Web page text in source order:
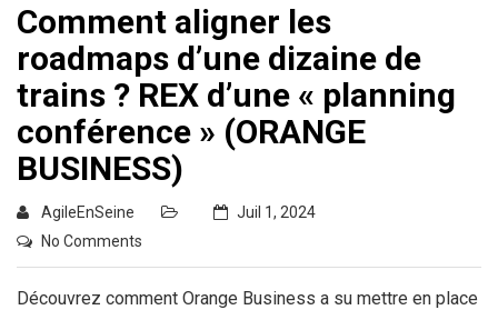
Comment aligner les
roadmaps d’une dizaine de
trains ? REX d’une « planning
conférence » (ORANGE
BUSINESS)
AgileEnSeine
Juil 1, 2024
No Comments
Découvrez comment Orange Business a su mettre en place